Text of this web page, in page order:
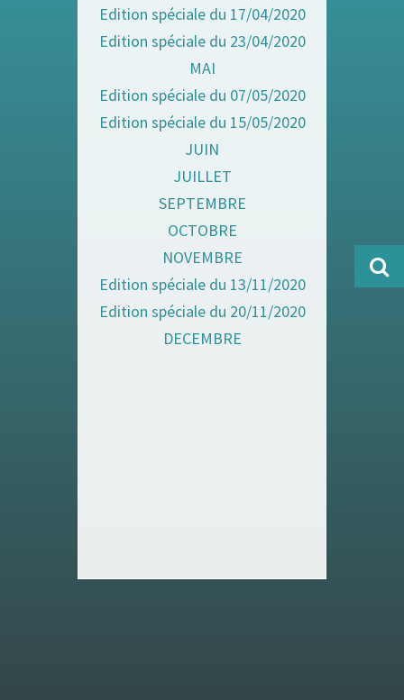
Edition spéciale du 17/04/2020
Edition spéciale du 23/04/2020
MAI
Edition spéciale du 07/05/2020
Edition spéciale du 15/05/2020
JUIN
JUILLET
SEPTEMBRE
OCTOBRE
NOVEMBRE
Edition spéciale du 13/11/2020
Edition spéciale du 20/11/2020
DECEMBRE